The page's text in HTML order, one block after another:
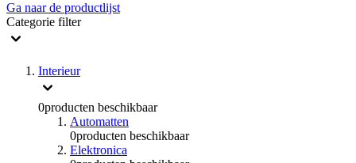
Ga naar de productlijst
Categorie filter
Interieur
0producten beschikbaar
Automatten
0producten beschikbaar
Elektronica